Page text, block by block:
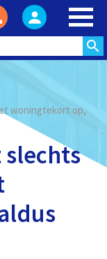
woningtekort op,
slechts